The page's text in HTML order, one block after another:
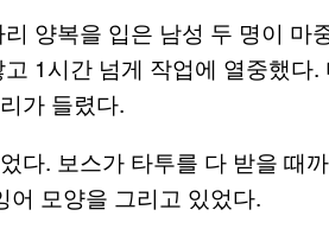
양복을 입은 남성 두 명이 마
1시간 넘게 작업에 열중했다
가 들렸다.
다. 보스가 타투를 다 받을 때
어 모양을 그리고 있었다.